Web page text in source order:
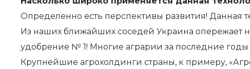
Определенно есть перспективы развития! Данная
Из наших ближайших соседей Украина опережает
удобрение № 1! Многие аграрии за последние
Крупнейшие агрохолдинги страны, к примеру,